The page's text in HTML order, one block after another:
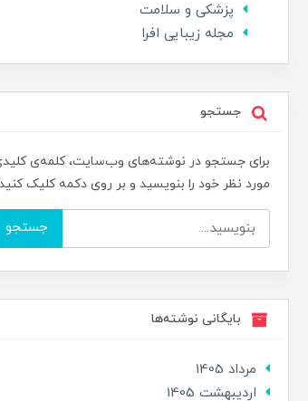
پزشکی و سلامت
مجله زیبایی افرا
جستجو
برای جستجو در نوشته‌های وب‌سایت، کلمه‌ی
مورد نظر خود را بنویسید و بر روی دکمه کلیک
جستجو
بایگانی نوشته‌ها
مرداد 1405
ارديبهشت 1405